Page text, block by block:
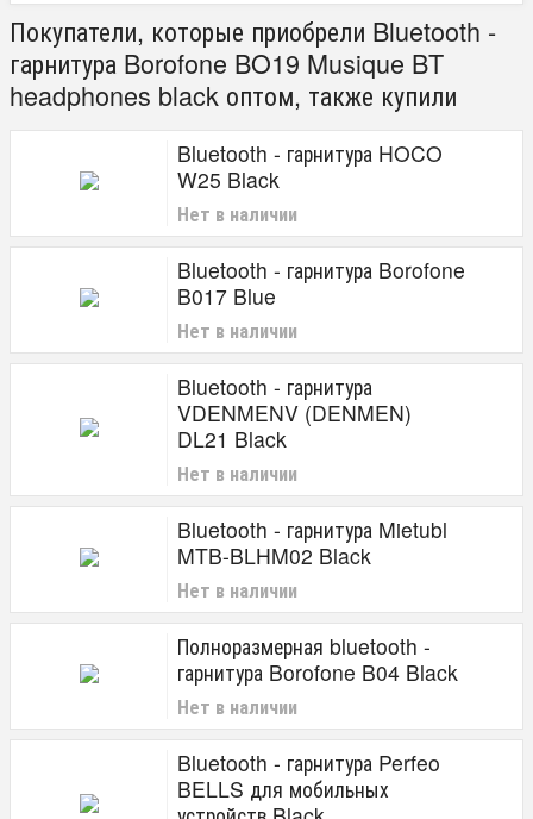
Покупатели, которые приобрели Bluetooth -
гарнитура Borofone BO19 Musique BT
headphones black оптом, также купили
Bluetooth - гарнитура HOCO
W25 Black
Нет в наличии
Bluetooth - гарнитура Borofone
B017 Blue
Нет в наличии
Bluetooth - гарнитура
VDENMENV (DENMEN)
DL21 Black
Нет в наличии
Bluetooth - гарнитура Mietubl
MTB-BLHM02 Black
Нет в наличии
Полноразмерная bluetooth -
гарнитура Borofone B04 Black
Нет в наличии
Bluetooth - гарнитура Perfeo
BELLS для мобильных